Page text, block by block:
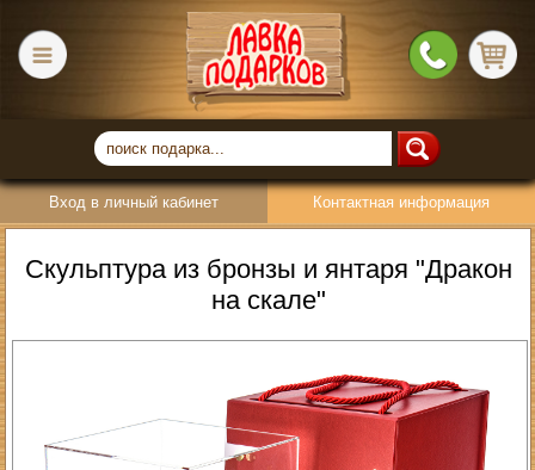
Вход в личный кабинет Контактная информация
Скульптура из бронзы и янтаря "Дракон
на скале"